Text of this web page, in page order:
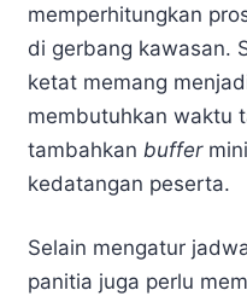
memperhitungkan
di gerbang kawasan.
ketat memang
membutuhkan waktu
tambahkan buffer
kedatangan peserta.
Selain mengatur
panitia juga perlu